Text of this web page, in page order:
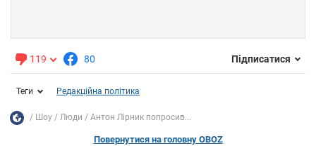
119 80 Підписатися
Теги Редакційна політика
Шоу Люди Антон Лірник попросив...
Повернутися на головну OBOZ